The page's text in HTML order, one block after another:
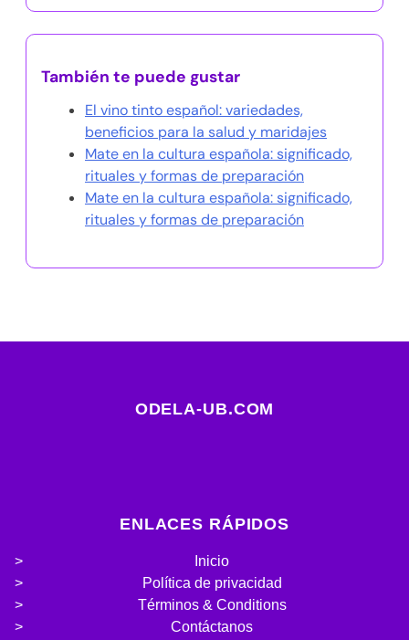
También te puede gustar
El vino tinto español: variedades,
beneficios para la salud y maridajes
Mate en la cultura española: significado,
rituales y formas de preparación
Mate en la cultura española: significado,
rituales y formas de preparación
ODELA-UB.COM
ENLACES RÁPIDOS
Inicio
Política de privacidad
Términos & Conditions
Contáctanos